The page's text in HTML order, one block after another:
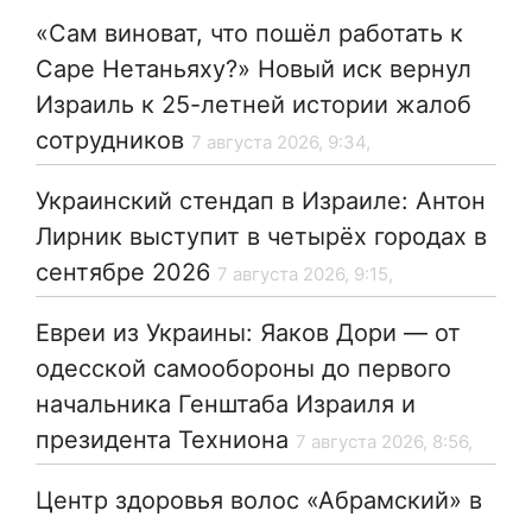
«Сам виноват, что пошёл работать к
Саре Нетаньяху?» Новый иск вернул
Израиль к 25-летней истории жалоб
сотрудников 7 августа 2026, 9:34,
Украинский стендап в Израиле: Антон
Лирник выступит в четырёх городах в
сентябре 2026 7 августа 2026, 9:15,
Евреи из Украины: Яаков Дори — от
одесской самообороны до первого
начальника Генштаба Израиля и
президента Техниона 7 августа 2026, 8:56,
Центр здоровья волос «Абрaмский» в